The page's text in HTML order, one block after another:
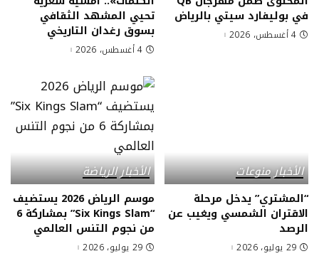
في بوليفارد سيتي بالرياض
4 أغسطس، 2026
تحيي المشهد الثقافي
بسوق رغدان التاريخي
4 أغسطس، 2026
الأخبارمنوعات
“المشتري” يدخل مرحلة
الاقتران الشمسي ويغيب عن
الرصد
29 يوليو، 2026
الأخبارالرياضة
موسم الرياض 2026 يستضيف
“Six Kings Slam” بمشاركة 6
من نجوم التنس العالمي
29 يوليو، 2026